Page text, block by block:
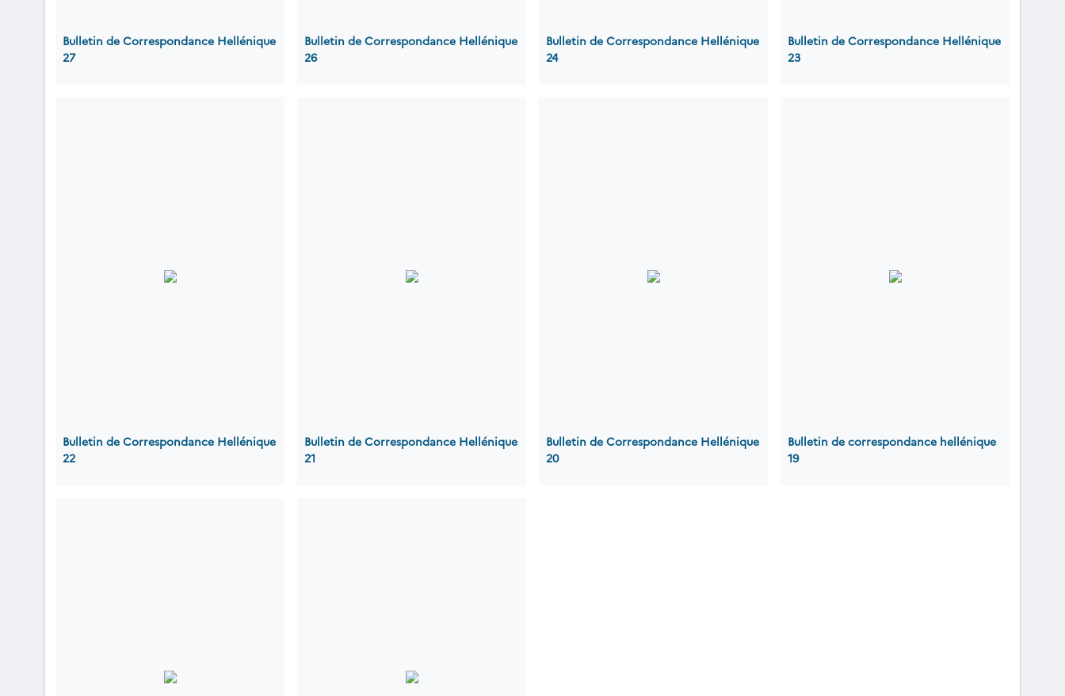
Bulletin de Correspondance Hellénique
27
Bulletin de Correspondance Hellénique
26
Bulletin de Correspondance Hellénique
24
Bulletin de Correspondance Hellénique
23
Bulletin de Correspondance Hellénique
22
Bulletin de Correspondance Hellénique
21
Bulletin de Correspondance Hellénique
20
Bulletin de correspondance hellénique
19